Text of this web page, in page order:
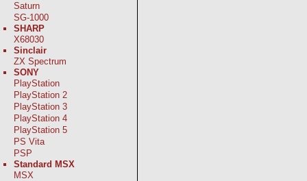
Saturn
SG-1000
SHARP
X68030
Sinclair
ZX Spectrum
SONY
PlayStation
PlayStation 2
PlayStation 3
PlayStation 4
PlayStation 5
PS Vita
PSP
Standard MSX
MSX